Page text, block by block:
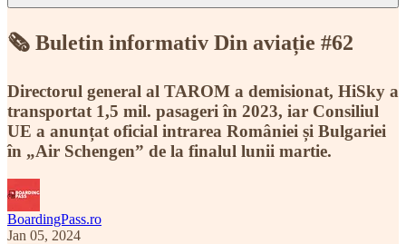
🗞️ Buletin informativ Din aviație #62
Directorul general al TAROM a demisionat, HiSky a
transportat 1,5 mil. pasageri în 2023, iar Consiliul
UE a anunțat oficial intrarea României și Bulgariei
în „Air Schengen” de la finalul lunii martie.
BoardingPass.ro
Jan 05, 2024